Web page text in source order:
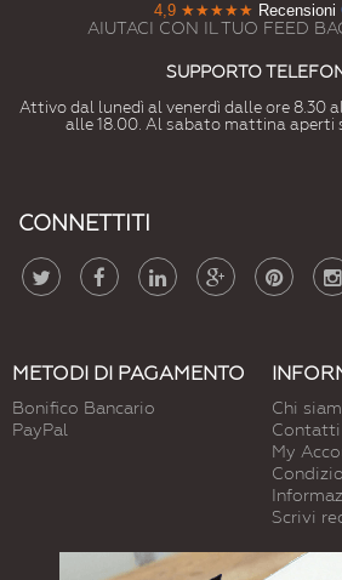
4,9 ★★★★★ Recensioni
AIUTACI CON IL TUO FEED
SUPPORTO
Attivo dal lunedì al venerdì dalle ore 8.30
alle 18.00. Al sabato mattina aperti
CONNETTITI
METODI DI PAGAMENTO
Bonifico Bancario
PayPal
Chi
Contatti
My
Scrivi